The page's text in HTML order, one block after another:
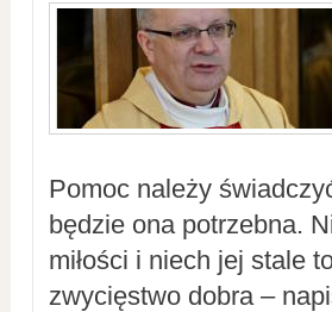
Pomoc należy
będzie ona potrzebna.
miłości i niech jej stale
zwycięstwo dobra –